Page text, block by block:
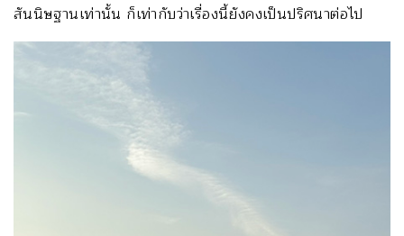
สันนิษฐานเท่านั้น ก็เท่ากับว่าเรื่องนี้ยังคงเป็นปริศนาต่อไป